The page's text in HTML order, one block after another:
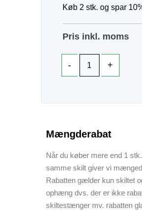
Køb 2 stk. og spar
Pris inkl. moms
Mængderabat
Når du køber mere end 1
samme skilt giver vi
Rabatten gælder kun skiltet
ophæng dvs. der er ikke
skiltestænger mv. rabatten